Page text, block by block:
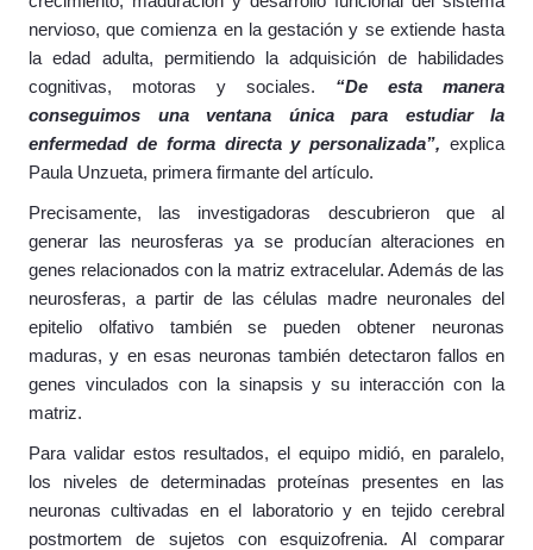
nervioso, que comienza en la gestación y se extiende hasta
la edad adulta, permitiendo la adquisición de habilidades
cognitivas, motoras y sociales. “De esta manera
conseguimos una ventana única para estudiar la
enfermedad de forma directa y personalizada”, explica
Paula Unzueta, primera firmante del artículo.
Precisamente, las investigadoras descubrieron que al
generar las neurosferas ya se producían alteraciones en
genes relacionados con la matriz extracelular. Además de las
neurosferas, a partir de las células madre neuronales del
epitelio olfativo también se pueden obtener neuronas
maduras, y en esas neuronas también detectaron fallos en
genes vinculados con la sinapsis y su interacción con la
matriz.
Para validar estos resultados, el equipo midió, en paralelo,
los niveles de determinadas proteínas presentes en las
neuronas cultivadas en el laboratorio y en tejido cerebral
postmortem de sujetos con esquizofrenia. Al comparar